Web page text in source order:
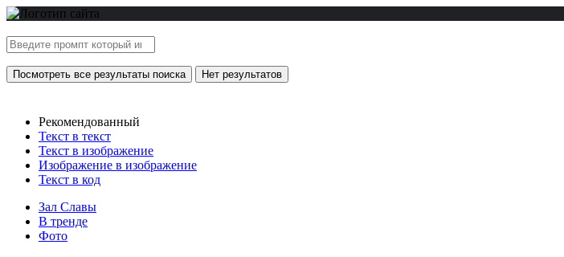
Посмотреть все результаты поиска Нет результатов
Рекомендованный
Текст в текст
Текст в изображение
Изображение в изображение
Текст в код
Зал Славы
В тренде
Фото